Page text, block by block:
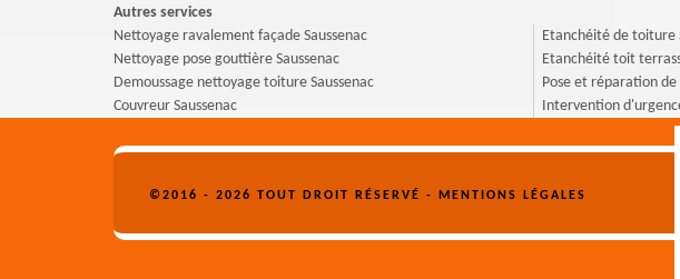
Autres services
Nettoyage ravalement façade Saussenac
Nettoyage pose gouttière Saussenac
Demoussage nettoyage toiture Saussenac
Couvreur Saussenac
Etanchéité de toiture
Etanchéité toit
Pose et réparation de
Intervention
©2016 - 2026 TOUT DROIT RÉSERVÉ - MENTIONS LÉGALES